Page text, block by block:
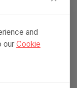
and
our Cookie